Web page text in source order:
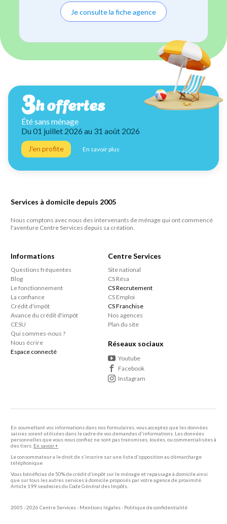
Je consulte la fiche agence
3h offertes
Été sans ménage
Du 01 juillet 2026 au 31 août 2026
J'en profite En savoir plus
Services à domicile depuis 2005
Nous comptons avec nous des intervenants de ménage qui ont commencé
l'aventure Centre Services depuis sa création.
Informations
Questions fréquentes
Blog
Le fonctionnement
La confiance
Crédit d'impôt
Avance du crédit d'impôt
CESU
Qui sommes-nous ?
Nous écrire
Espace connecté
Centre Services
Site national
CS Résa
CS Recrutement
CS Emploi
CS Franchise
Nos agences
Plan du site
Réseaux sociaux
Youtube
Facebook
Instagram
En soumettant vos informations dans nos formulaires, vous acceptez que les données
saisies soient utilisées dans le cadre de vos demandes d'informations. Les données
personnelles que vous nous confiez ne sont pas transmises, louées, ou commercialisées à
des tiers. En savoir +
Le consommateur a le droit de s'inscrire sur une liste d'opposition au démarcharge
téléphonique
Vous bénéficiez de 50% de crédit d’impôt sur le ménage et repassage à domicile ainsi
que sur tous les autres services à domicile proposés par votre agence de proximité.
Article 199 sexdecies du Code Général des Impôts.
2005 - 2026 Centre Services - Mentions légales- Politique de confidentialité